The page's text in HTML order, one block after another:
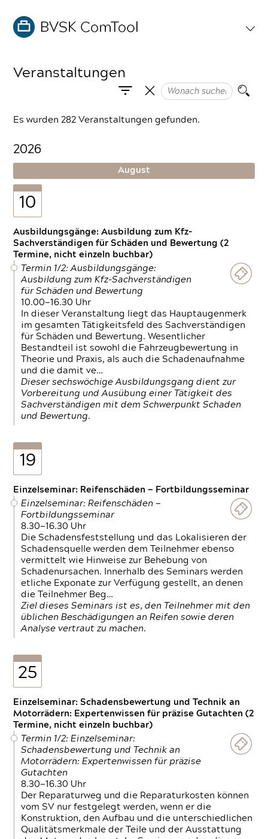
Veranstaltungen
Es wurden 282 Veranstaltungen gefunden.
2026
August
10
Ausbildungsgänge: Ausbildung zum Kfz-
Sachverständigen für Schäden und Bewertung (2
Termine, nicht einzeln buchbar)
Termin 1/2: Ausbildungsgänge:
Ausbildung zum Kfz-Sachverständigen
für Schäden und Bewertung
10.00—16.30 Uhr
In dieser Veranstaltung liegt das Hauptaugenmerk
im gesamten Tätigkeitsfeld des Sachverständigen
für Schäden und Bewertung. Wesentlicher
Bestandteil ist sowohl die Fahrzeugbewertung in
Theorie und Praxis, als auch die Schadenaufnahme
und die damit ve…
Dieser sechswöchige Ausbildungsgang dient zur
Vorbereitung und Ausübung einer Tätigkeit des
Sachverständigen mit dem Schwerpunkt Schaden
und Bewertung.
19
Einzelseminar: Reifenschäden — Fortbildungsseminar
Einzelseminar: Reifenschäden —
Fortbildungsseminar
8.30—16.30 Uhr
Die Schadensfeststellung und das Lokalisieren der
Schadensquelle werden dem Teilnehmer ebenso
vermittelt wie Hinweise zur Behebung von
Schadenursachen. Innerhalb des Seminars werden
etliche Exponate zur Verfügung gestellt, an denen
die Teilnehmer Beg…
Ziel dieses Seminars ist es, den Teilnehmer mit den
üblichen Beschädigungen an Reifen sowie deren
Analyse vertraut zu machen.
25
Einzelseminar: Schadensbewertung und Technik an
Motorrädern: Expertenwissen für präzise Gutachten (2
Termine, nicht einzeln buchbar)
Termin 1/2: Einzelseminar:
Schadensbewertung und Technik an
Motorrädern: Expertenwissen für präzise
Gutachten
8.30—16.30 Uhr
Der Reparaturweg und die Reparaturkosten können
vom SV nur festgelegt werden, wenn er die
Konstruktion, den Aufbau und die unterschiedlichen
Qualitätsmerkmale der Teile und der Ausstattung